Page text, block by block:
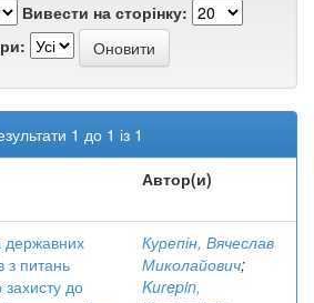
Вивести на сторінку:
1 до 1 із 1
Автор(и)
державних
з питань
захисту до
Курепін, Вячеслав
Миколайович;
Kurepin,